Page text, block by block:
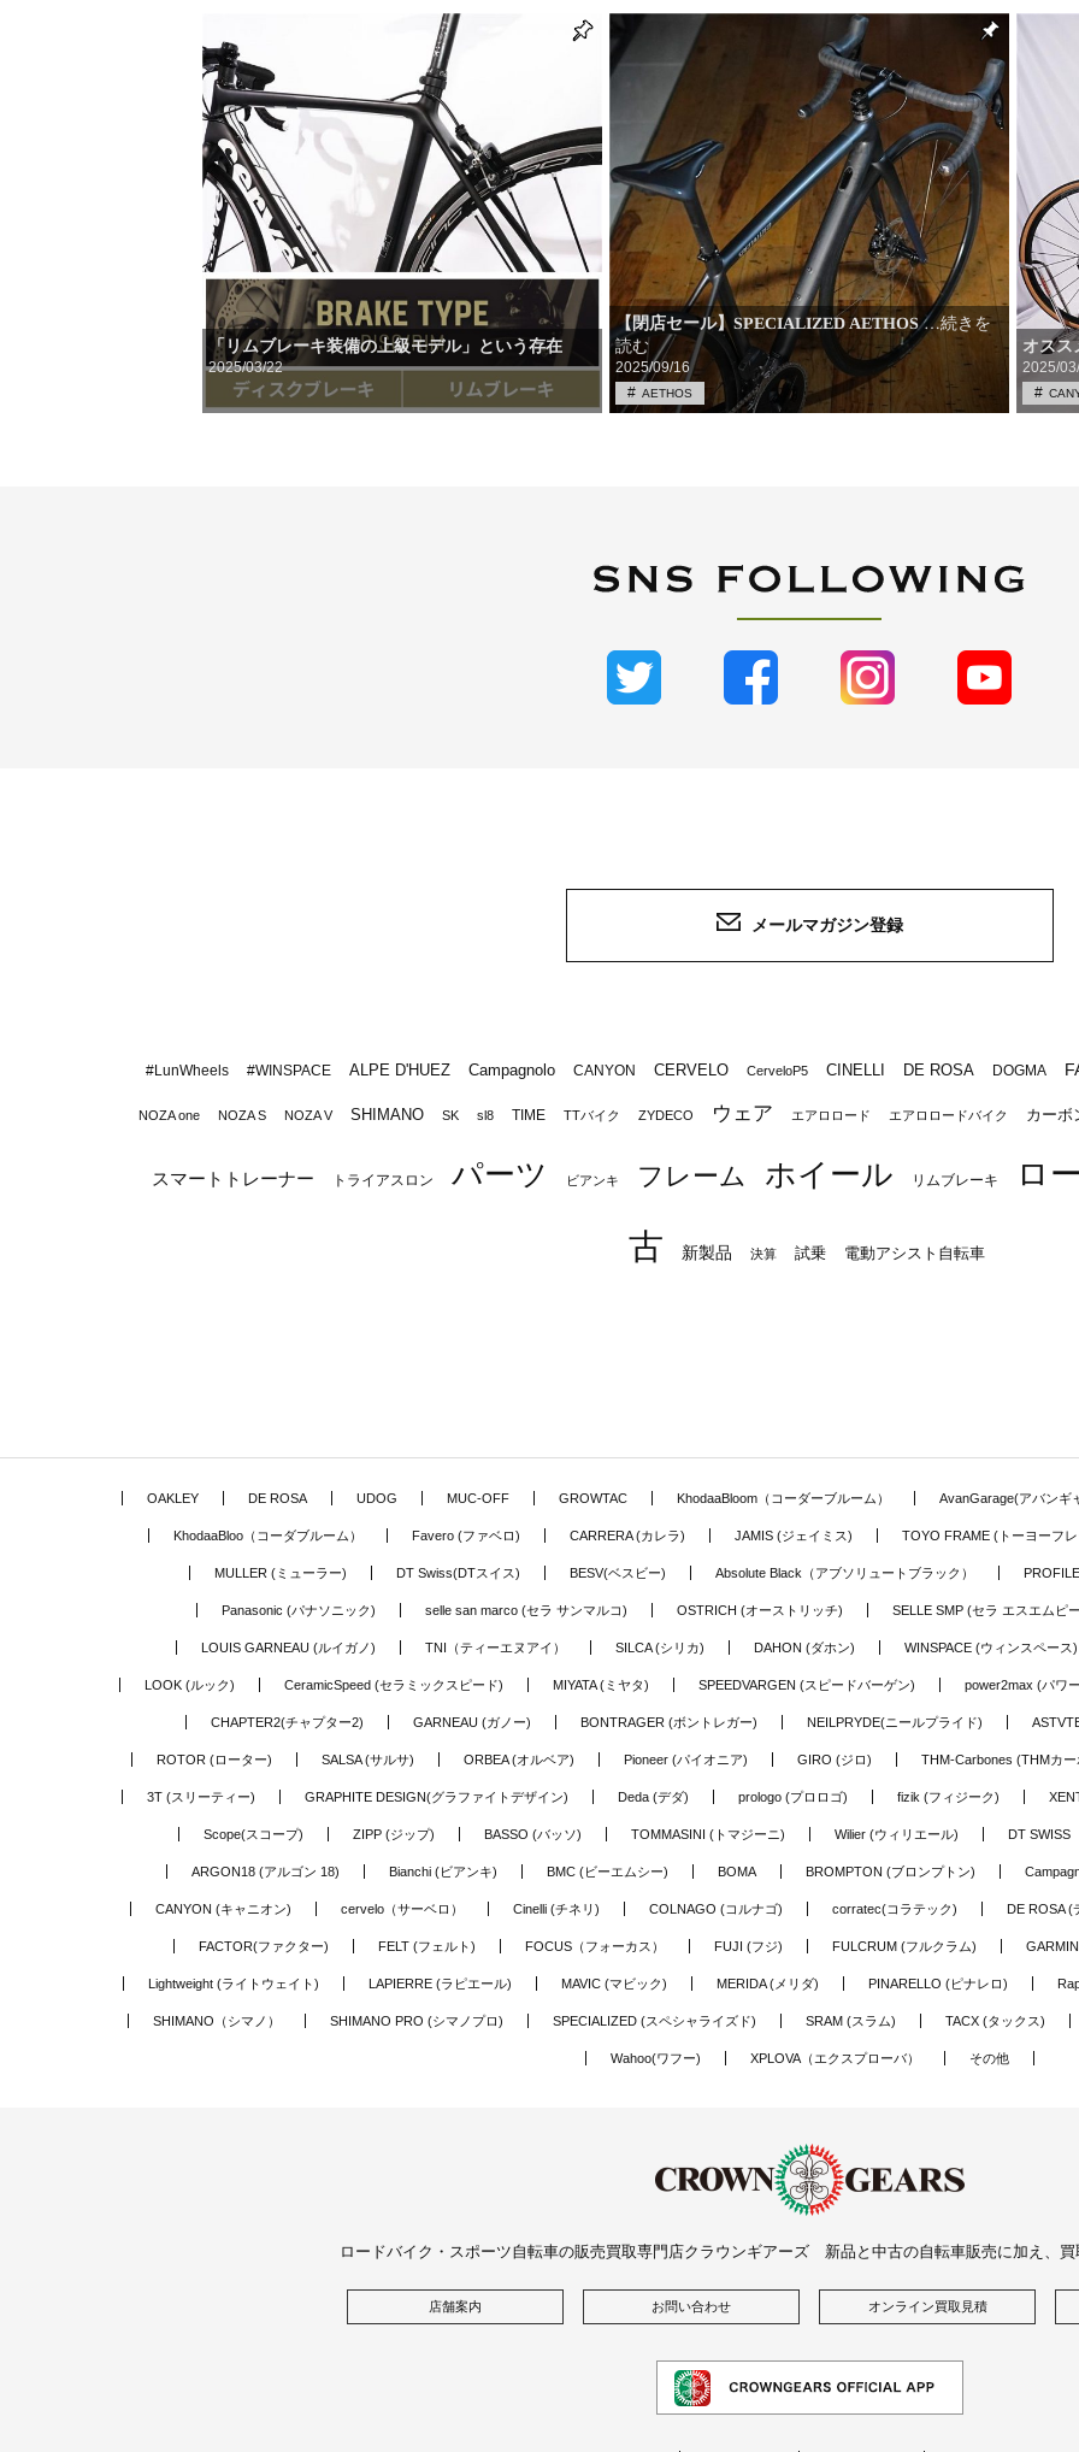
「リムブレーキ装備の上級モデル」という存在
2025/03/22
【閉店セール】SPECIALIZED AETHOS…続きを
読む
2025/09/16
AETHOS
オスス
2025/
メールマガジン登録
#LunWheels #WINSPACE ALPE D'HUEZ Campagnolo CANYON CERVELO CerveloP5 CINELLI DE ROSA DOGMA
NOZA one NOZA S NOZA V SHIMANO SK sl8 TIME TTバイク ZYDECO ウェア エアロロード エアロロードバイク カーボ
スマートトレーナー トライアスロン パーツ ビアンキ フレーム ホイール リムブレーキ ロ
古 新製品 決算 試乗 電動アシスト自転車
OAKLEY DE ROSA UDOG MUC-OFF GROWTAC KhodaaBloom（コーダーブルーム） AvanGarage(アバンギ
KhodaaBloo（コーダブルーム） Favero (ファベロ) CARRERA (カレラ) JAMIS (ジェイミス) TOYO FRAME (トーヨーフ
MULLER (ミューラー) DT Swiss(DTスイス) BESV(ベスビー) Absolute Black（アブソリュートブラック）
Panasonic (パナソニック) selle san marco (セラ サンマルコ) OSTRICH (オーストリッチ) SELLE SMP (セラ エスエムピ
LOUIS GARNEAU (ルイガノ) TNI（ティーエヌアイ） SILCA (シリカ) DAHON (ダホン) WINSPACE (ウィンスペース)
LOOK (ルック) CeramicSpeed (セラミックスピード) MIYATA (ミヤタ) SPEEDVARGEN (スピードバーゲン) power2max (パワ
CHAPTER2(チャプター2) GARNEAU (ガノー) BONTRAGER (ボントレガー) NEILPRYDE(ニールプライド)
ROTOR (ローター) SALSA (サルサ) ORBEA (オルベア) Pioneer (パイオニア) GIRO (ジロ) THM-Carbones (THMカ
3T (スリーティー) GRAPHITE DESIGN(グラファイトデザイン) Deda (デダ) prologo (プロロゴ) fizik (フィジーク)
Scope(スコープ) ZIPP (ジップ) BASSO (バッソ) TOMMASINI (トマジーニ) Wilier (ウィリエール) DT SWISS
ARGON18 (アルゴン 18) Bianchi (ビアンキ) BMC (ビーエムシー) BOMA BROMPTON (ブロンプトン)
CANYON (キャニオン) cervelo（サーベロ） Cinelli (チネリ) COLNAGO (コルナゴ) corratec(コラテック) DE ROSA (
FACTOR(ファクター) FELT (フェルト) FOCUS（フォーカス） FUJI (フジ) FULCRUM (フルクラム) GARMIN
Lightweight (ライトウェイト) LAPIERRE (ラピエール) MAVIC (マビック) MERIDA (メリダ) PINARELLO (ピナレロ)
SHIMANO（シマノ） SHIMANO PRO (シマノプロ) SPECIALIZED (スペシャライズド) SRAM (スラム) TACX (タックス)
Wahoo(ワフー) XPLOVA（エクスプローバ） その他
ロードバイク・スポーツ自転車の販売買取専門店クラウンギアーズ 新品と中古の自転車販売に加え、
店舗案内 お問い合わせ オンライン買取見積